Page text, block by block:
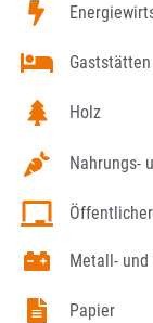
Holz
Nahrungs-
Metall-
Papier